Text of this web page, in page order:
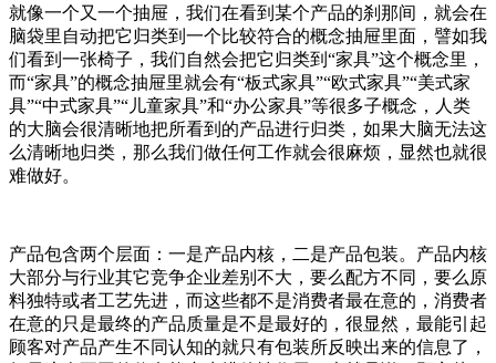
就像一个又一个抽屉，我们在看到某个产品的刹那间，就会在
脑袋里自动把它归类到一个比较符合的概念抽屉里面，譬如我
们看到一张椅子，我们自然会把它归类到“家具”这个概念里，
而“家具”的概念抽屉里就会有“板式家具”“欧式家具”“美式家
具”“中式家具”“儿童家具”和“办公家具”等很多子概念，人类
的大脑会很清晰地把所看到的产品进行归类，如果大脑无法这
么清晰地归类，那么我们做任何工作就会很麻烦，显然也就很
难做好。
产品包含两个层面：一是产品内核，二是产品包装。产品内核
大部分与行业其它竞争企业差别不大，要么配方不同，要么原
料独特或者工艺先进，而这些都不是消费者最在意的，消费者
在意的只是最终的产品质量是不是最好的，很显然，最能引起
顾客对产品产生不同认知的就只有包装所反映出来的信息了，